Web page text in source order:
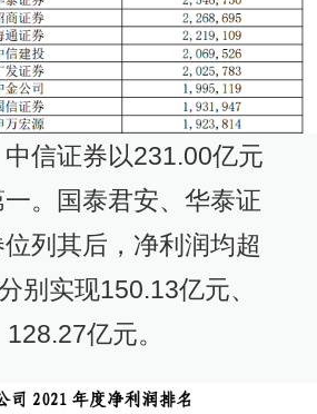
信证券以231.00亿元
。国泰君安、华泰证
列其后，净利润均超
别实现150.13亿元、
亿元。